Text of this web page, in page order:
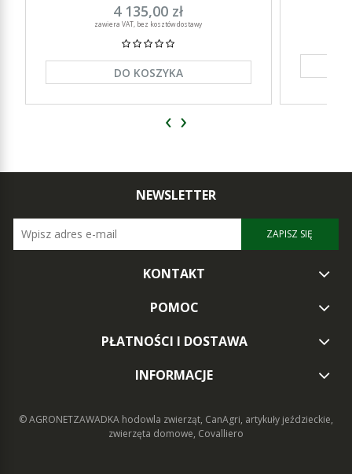
4 135,00 zł
zawiera VAT, bez kosztów dostawy
DO KOSZYKA
‹ ›
NEWSLETTER
ZAPISZ SIĘ
KONTAKT
POMOC
PŁATNOŚCI I DOSTAWA
INFORMACJE
© AGRONETZAWADKA hodowla zwierząt, CanAgri, artykuły jeździeckie,
zwierzęta domowe, Covalliero